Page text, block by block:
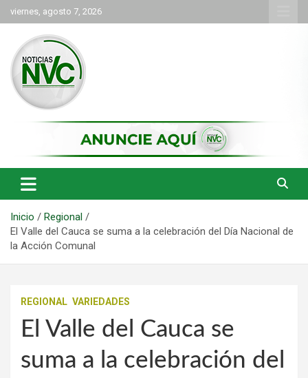
Saltar
al
contenido
viernes, agosto 7, 2026
NVC Noticias
Inicio
Regional
El Valle del Cauca se suma a la celebración del Día Nacional de
la Acción Comunal
REGIONAL VARIEDADES
El Valle del Cauca se
suma a la celebración del